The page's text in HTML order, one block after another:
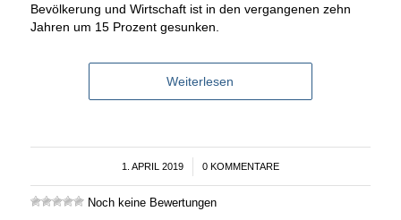
Bevölkerung und Wirtschaft ist in den vergangenen zehn
Jahren um 15 Prozent gesunken.
Weiterlesen
1. APRIL 2019
/ 0 KOMMENTARE
Noch keine Bewertungen